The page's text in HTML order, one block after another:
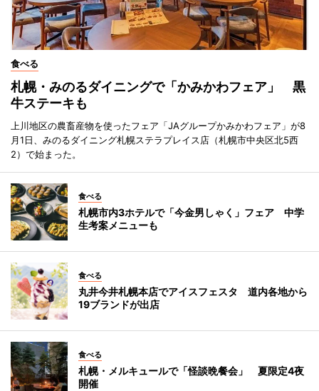
食べる
札幌・みのるダイニングで「かみかわフェア」 黒
牛ステーキも
上川地区の農畜産物を使ったフェア「JAグループかみかわフェア」が8
月1日、みのるダイニング札幌ステラプレイス店（札幌市中央区北5西
2）で始まった。
食べる
札幌市内3ホテルで「今金男しゃく」フェア 中学
生考案メニューも
食べる
丸井今井札幌本店でアイスフェスタ 道内各地から
19ブランドが出店
食べる
札幌・メルキュールで「怪談晩餐会」 夏限定4夜
開催